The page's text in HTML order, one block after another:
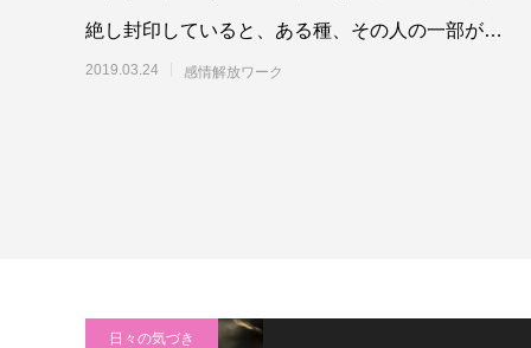
絶し封印していると、ある種、その人の一部が死
んでいるような状態として私には感じられます。
2019.03.24 感情解放ワーク
日々の気づき